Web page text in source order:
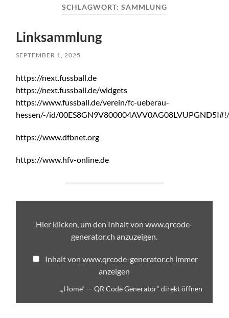
SCHLAGWORT: SAMMLUNG
Linksammlung
SEPTEMBER 1, 2025
https://next.fussball.de
https://next.fussball.de/widgets
https://www.fussball.de/verein/fc-ueberau-
hessen/-/id/
https://www.dfbnet.org
https://www.hfv-online.de
www.qrcode-
generator.ch
Hier klicken, um den Inhalt von www.qrcode-
generator.ch anzuzeigen.
Inhalt von www.qrcode-generator.ch immer
anzeigen
„„Home“ — QR Code Generator“ direkt öffnen